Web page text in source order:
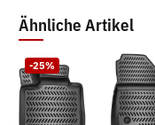
Ähnliche Artikel
-25%